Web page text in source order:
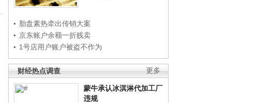
胎盘素热牵出传销大案
京东账户余额一折贱卖
1号店用户账户被盗不作为
更多
财经热点调查
蒙牛承认冰淇淋代加工厂
违规